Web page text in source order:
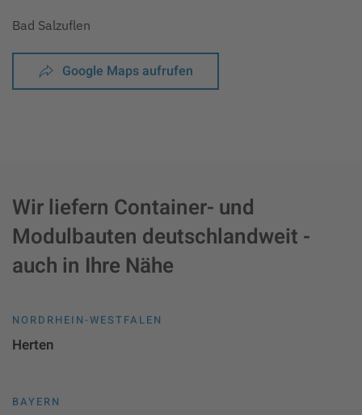
Bad Salzuflen
Google Maps aufrufen
Wir liefern Container- und
Modulbauten deutschlandweit -
auch in Ihre Nähe
NORDRHEIN-WESTFALEN
Herten
BAYERN